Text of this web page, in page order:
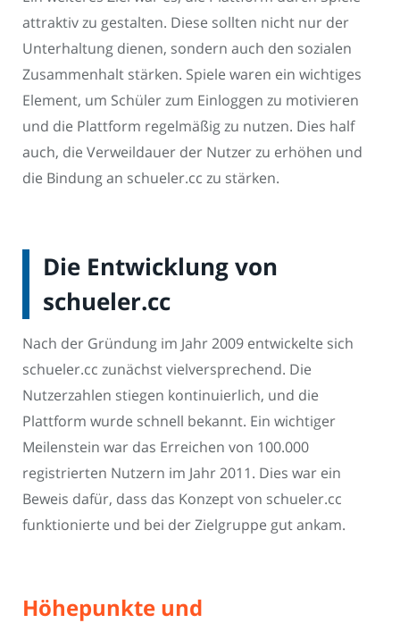
attraktiv zu gestalten. Diese sollten nicht nur der
Unterhaltung dienen, sondern auch den sozialen
Zusammenhalt stärken. Spiele waren ein wichtiges
Element, um Schüler zum Einloggen zu motivieren
und die Plattform regelmäßig zu nutzen. Dies half
auch, die Verweildauer der Nutzer zu erhöhen und
die Bindung an schueler.cc zu stärken.
Die Entwicklung von
schueler.cc
Nach der Gründung im Jahr 2009 entwickelte sich
schueler.cc zunächst vielversprechend. Die
Nutzerzahlen stiegen kontinuierlich, und die
Plattform wurde schnell bekannt. Ein wichtiger
Meilenstein war das Erreichen von 100.000
registrierten Nutzern im Jahr 2011. Dies war ein
Beweis dafür, dass das Konzept von schueler.cc
funktionierte und bei der Zielgruppe gut ankam.
Höhepunkte und